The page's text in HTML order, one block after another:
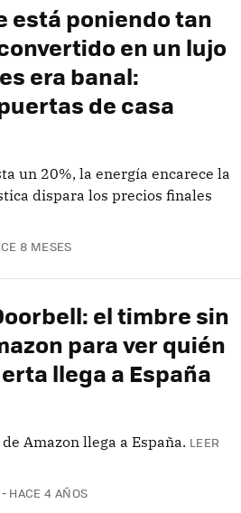
está poniendo tan
en un lujo
era banal:
de casa
un 20%, la energía encarece la
dispara los precios finales
8 MESES
el timbre sin
para ver quién
llega a España
Amazon llega a España. LEER
HACE 4 AÑOS